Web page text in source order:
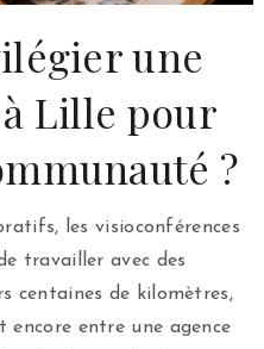
une
Lille pour
?
les visioconférences
travailler avec des
centaines de kilomètres,
encore entre une agence